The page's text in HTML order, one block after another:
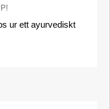
ur ett ayurvediskt